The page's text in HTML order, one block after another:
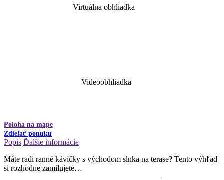
Virtuálna obhliadka
Videoobhliadka
Poloha na mape
Zdielať ponuku
Popis Ďalšie informácie
Máte radi ranné kávičky s východom slnka na terase? Tento výhľad
si rozhodne zamilujete…